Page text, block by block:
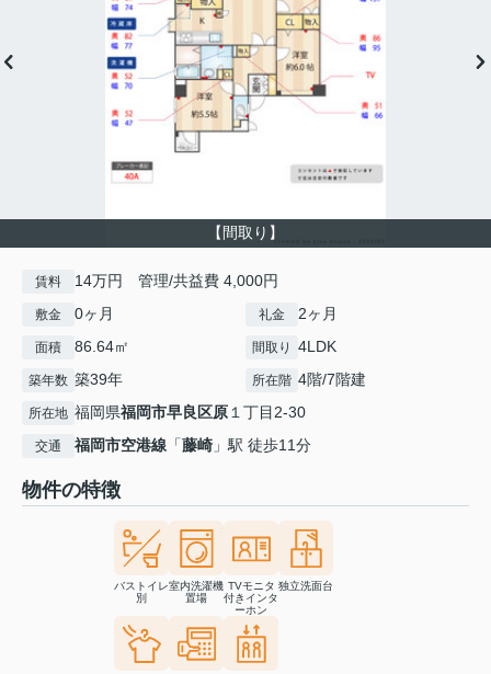
【間取り】
賃料 14万円 管理/共益費 4,000円
敷金 0ヶ月 礼金 2ヶ月
面積 86.64㎡ 間取り 4LDK
築年数 築39年 所在階 4階/7階建
所在地 福岡県福岡市早良区原１丁目2-30
交通 福岡市空港線 「藤崎 」駅 徒歩11分
物件の特徴
バストイレ
別
室内洗濯機
置場
TVモニタ
付きインタ
ーホン
独立洗面台